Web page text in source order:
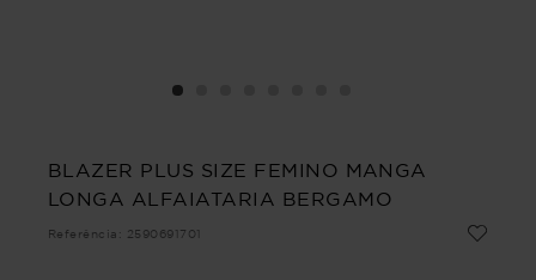
BLAZER PLUS SIZE FEMINO MANGA
LONGA ALFAIATARIA BERGAMO
Referência : 2590691701